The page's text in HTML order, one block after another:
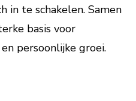
in te schakelen. Samen
basis voor
persoonlijke groei.